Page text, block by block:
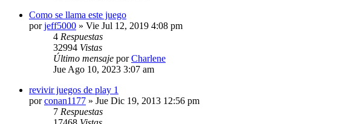
Como se llama este juego
porjeff5000 » Vie Jul 12, 2019 4:08 pm
4 Respuestas
32994 Vistas
Último mensaje porCharlene
Jue Ago 10, 2023 3:07 am
revivir juegos de play 1
porconan1177 » Jue Dic 19, 2013 12:56 pm
7 Respuestas